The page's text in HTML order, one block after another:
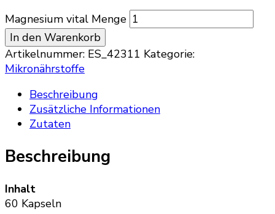
Magnesium vital Menge
In den Warenkorb
Artikelnummer: ES_42311 Kategorie:
Mikronährstoffe
Beschreibung
Zusätzliche Informationen
Zutaten
Beschreibung
Inhalt
60 Kapseln